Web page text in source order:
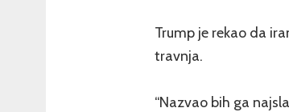
Trump je rekao da
travnja.
“Nazvao bih ga